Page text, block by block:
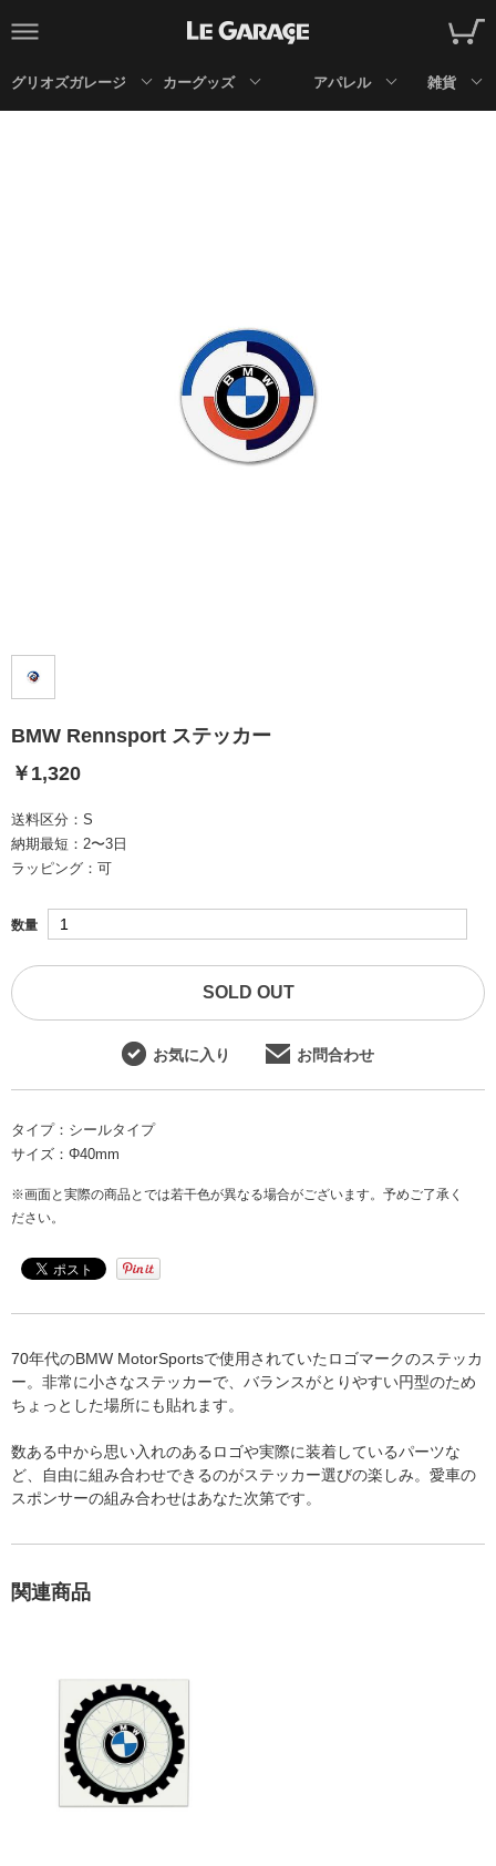
グリオズガレージ カーグッズ アパレル 雑貨
BMW Rennsport ステッカー
￥1,320
送料区分： S
納期最短： 2〜3日
ラッピング： 可
数量
SOLD OUT
お気に入り お問合わせ
タイプ： シールタイプ
サイズ： Φ40mm
※画面と実際の商品とでは若干色が異なる場合がございます。予めご了承く
ださい。
70年代のBMW MotorSportsで使用されていたロゴマークのステッカ
ー。非常に小さなステッカーで、バランスがとりやすい円型のため
ちょっとした場所にも貼れます。
数ある中から思い入れのあるロゴや実際に装着しているパーツな
ど、自由に組み合わせできるのがステッカー選びの楽しみ。愛車の
スポンサーの組み合わせはあなた次第です。
関連商品